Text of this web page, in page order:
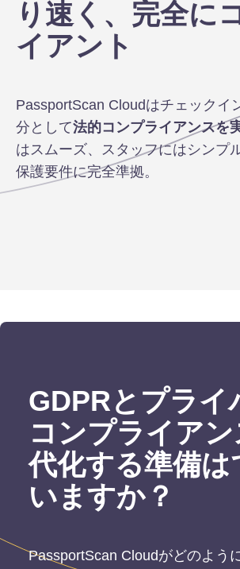
り速く、完全に
イアント
PassportScan Cloudはチェックイ
分として法的コンプライアンスを
はスムーズ、スタッフにはシンプ
保護要件に完全準拠。
GDPRとプライ
コンプライア
代化する準備は
いますか？
PassportScan Cloudがどのよう